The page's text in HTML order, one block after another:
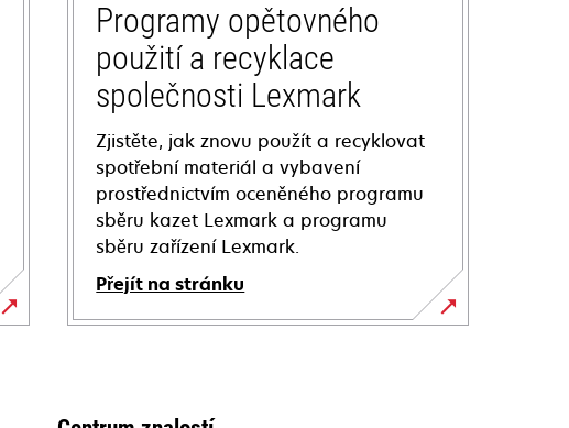
Programy opětovného
použití a recyklace
společnosti Lexmark
Zjistěte, jak znovu použít a recyklovat
spotřební materiál a vybavení
prostřednictvím oceněného programu
sběru kazet Lexmark a programu
sběru zařízení Lexmark.
Přejít na stránku